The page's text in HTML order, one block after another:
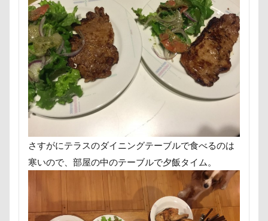
さすがにテラスのダイニングテーブルで食べるのは
寒いので、部屋の中のテーブルで夕飯タイム。
いぬPHOTOピックアップ
いぬPHOTO
お兄ちゃん記念日
お友達
いちご狩り
お腹パンパン
くちたぷ
くぅちゃん
ぎょんたくん
きなこちゃん
かりんちゃん
お風呂
お花見散歩 お花見
お花スヌード
お留守番
お台場
お正月写真
お昼寝
お散歩バッグ
お散歩
お手入れグッズ
お尻 お客様
お嬢
お土産
いとこ
いちごちゃん
PRIMELAND ドッグランもろやま
SUBARU
vivianちゃん
VANちゃん
Tシャツ
TOYOTA DOGサークル